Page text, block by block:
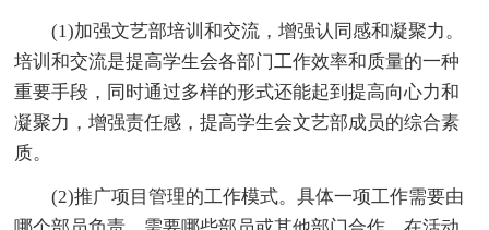
(1)加强文艺部培训和交流，增强认同感和凝聚力。
培训和交流是提高学生会各部门工作效率和质量的一种
重要手段，同时通过多样的形式还能起到提高向心力和
凝聚力，增强责任感，提高学生会文艺部成员的综合素
质。
(2)推广项目管理的工作模式。具体一项工作需要由